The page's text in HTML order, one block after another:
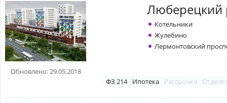
Обновлено: 29.05.2018
Люберецкий
Котельники
Жулебино
Лермонтовский
ФЗ 214 Ипотека Рассрочка